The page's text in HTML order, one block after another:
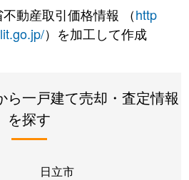
動産取引価格情報 （http
）を加工して作成
ら一戸建て売却・査定情報
を探す
日立市